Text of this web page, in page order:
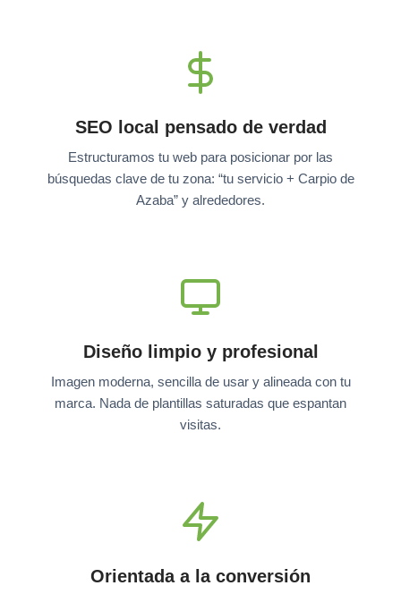
SEO local pensado de verdad
Estructuramos tu web para posicionar por las
búsquedas clave de tu zona: “tu servicio + Carpio de
Azaba” y alrededores.
Diseño limpio y profesional
Imagen moderna, sencilla de usar y alineada con tu
marca. Nada de plantillas saturadas que espantan
visitas.
Orientada a la conversión